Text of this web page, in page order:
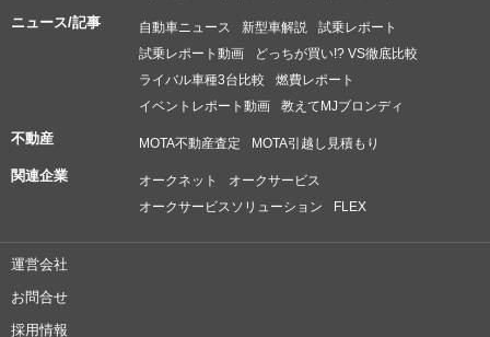
ニュース/記事 自動車ニュース 新型車解説
試乗レポート
試乗レポート動画
どっちが買い!? VS徹底比較
ライバル車種3台比較
燃費レポート
イベントレポート動画
教えてMJブロンディ
不動産 MOTA不動産査定 MOTA引越し見積もり
関連企業 オークネット
オークサービス
オークサービスソリューション
FLEX
運営会社
お問合せ
採用情報